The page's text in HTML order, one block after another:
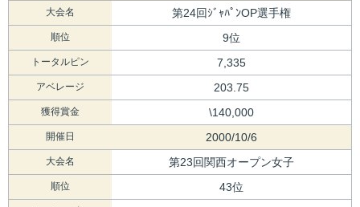
大会名 第24回ｼﾞｬﾊﾟﾝOP選手権
順位 9位
トータルピン 7,335
アベレージ 203.75
獲得賞金 \140,000
開催日 2000/10/6
大会名 第23回関西オープン女子
順位 43位